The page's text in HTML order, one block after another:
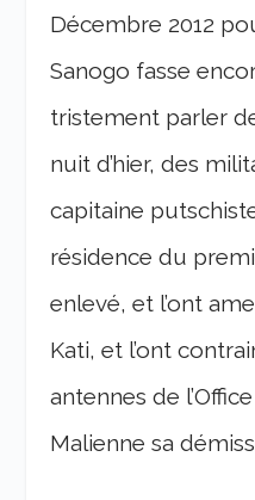
Décembre 2012
Sanogo fasse
tristement parler
nuit d’hier, des
capitaine
résidence du
enlevé, et l’ont
Kati, et l’ont
antennes de
Malienne sa